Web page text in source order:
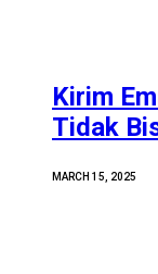
Kirim
Tidak
MARCH 15, 2025